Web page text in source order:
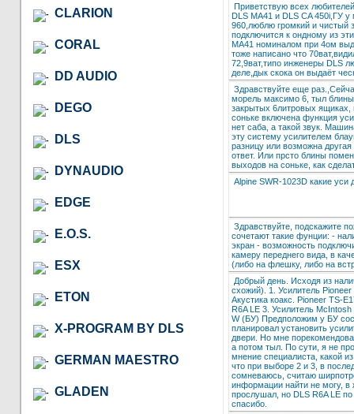
CLARION
CORAL
DD AUDIO
DEGO
DLS
DYNAUDIO
EDGE
E.O.S.
ESX
ETON
X-PROGRAM BY DLS
GERMAN MAESTRO
GLADEN
Приветствую всех
DLS MA41 и DLS CA 450i,ГУ
960,люблю громкий и чистый
подключится к ондному из
MA41 номиналом при 4ом
тоже написано что
72,9ват,типо инженеры DLS
деле,дык скока он выдаёт
Здравствуйте еще
морель максимо 6, тыл
закрытых 6литровых ящиках,
соньке включена функция
нет саба, а такой звук.
эту систему усилителем
разницу или возможна
ответ. Или прсто блины
выходов на соньке, как
Alpine SWR-1023D какие уси
Здравствуйте, подскажите
сочетают такие фунции: -
экран - возможность
камеру переднего вида, в
(либо на флешку, либо на
Добрый день. Исходя из
схожий). 1. Усилитель
Акустика коакс. Pioneer TS-
R6A LE 3. Усилитель
W (БУ) Предположим у БУ
планировал установить
двери. Но мне
а потом тыл. По сути, я не
мнение специалиста, какой
что при выборе 2 и 3, в
сомневаюсь, считаю
информации найти не могу,
прослушал, но DLS R6A LE
спасибо.